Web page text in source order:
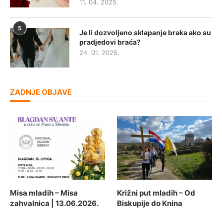
11. 04. 2025.
5
Je li dozvoljeno sklapanje braka ako su
pradjedovi braća?
24. 01. 2025.
ZADNJE OBJAVE
Misa mladih – Misa
zahvalnica | 13.06.2026.
Križni put mladih – Od
Biskupije do Knina